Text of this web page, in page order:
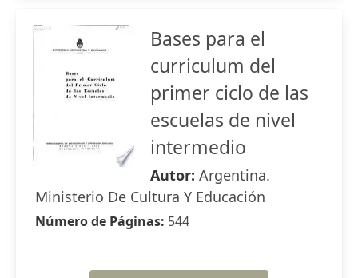
Bases para el
curriculum del
primer ciclo de las
escuelas de nivel
intermedio
Autor: Argentina.
Ministerio De Cultura Y Educación
Número de Páginas: 544